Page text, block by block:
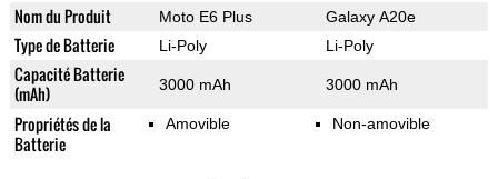
Nom du Produit Moto E6 Plus Galaxy A20e
Type de Batterie Li-Poly Li-Poly
Capacité Batterie
(mAh)
3000 mAh 3000 mAh
Propriétés de la
Batterie
Amovible Non-amovible